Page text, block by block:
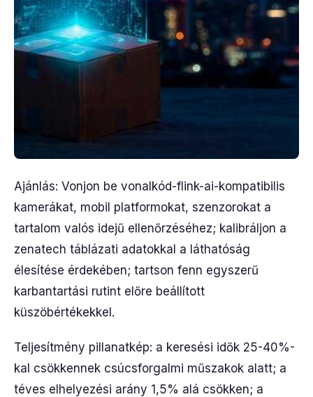
Ajánlás: Vonjon be vonalkód-flink-ai-kompatibilis
kamerákat, mobil platformokat, szenzorokat a
tartalom valós idejű ellenőrzéséhez; kalibráljon a
zenatech táblázati adatokkal a láthatóság
élesítése érdekében; tartson fenn egyszerű
karbantartási rutint előre beállított
küszöbértékekkel.
Teljesítmény pillanatkép: a keresési idők 25-40%-
kal csökkennek csúcsforgalmi műszakok alatt; a
téves elhelyezési arány 1,5% alá csökken; a